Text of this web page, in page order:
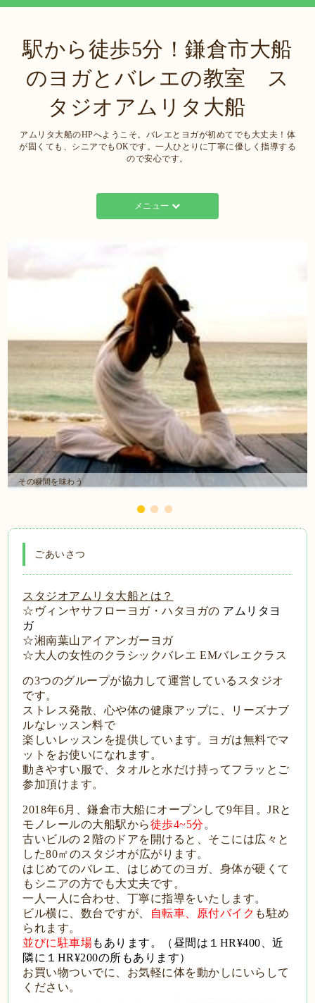
駅から徒歩5分！鎌倉市大船
のヨガとバレエの教室 ス
タジオアムリタ大船
アムリタ大船のHPへようこそ。バレエとヨガが初めてでも大丈夫！体
が固くても、シニアでもOKです。一人ひとりに丁寧に優しく指導する
ので安心です。
メニュー
その瞬間を味わう
ごあいさつ
スタジオアムリタ大船とは？
☆ヴィンヤサフローヨガ・ハタヨガの アムリタヨ
ガ
☆湘南葉山アイアンガーヨガ
☆大人の女性のクラシックバレエ EMバレエクラス
の3つのグループが協力して運営しているスタジオ
です。
ストレス発散、心や体の健康アップに、リーズナブ
ルなレッスン料で
楽しいレッスンを提供しています。ヨガは無料でマ
ットをお使いになれます。
動きやすい服で、タオルと水だけ持ってフラッとご
参加頂けます。
2018年6月、鎌倉市大船にオープンして9年目。JRと
モノレールの大船駅から徒歩4~5分 。
古いビルの２階のドアを開けると、そこには広々と
した80㎡のスタジオが広がります。
はじめてのバレエ、はじめてのヨガ、身体が硬くて
もシニアの方でも大丈夫です。
一人一人に合わせ、丁寧に指導をいたします。
ビル横に、数台ですが、
自転車、原付バイク も駐め
られます。
並びに駐車場もあります。（昼間は１HR¥400、近
隣に１HR¥200の所もあります）
お買い物ついでに、お気軽に体を動かしにいらして
ください。